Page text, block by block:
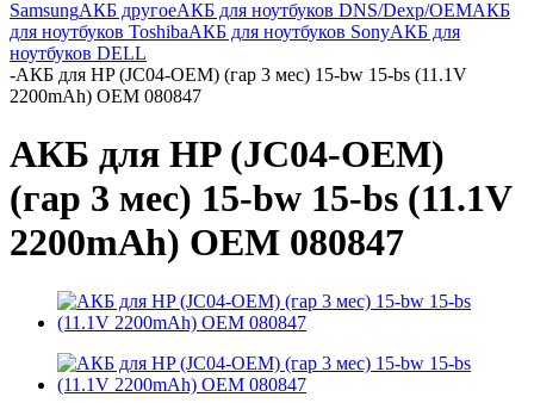
SamsungАКБ другоеАКБ для ноутбуков DNS/Dexp/OEMАКБ
для ноутбуков ToshibaАКБ для ноутбуков SonyАКБ для
ноутбуков DELL
-АКБ для HP (JC04-OEM) (гар 3 мес) 15-bw 15-bs (11.1V
2200mAh) OEM 080847
АКБ для HP (JC04-OEM)
(гар 3 мес) 15-bw 15-bs (11.1V
2200mAh) OEM 080847